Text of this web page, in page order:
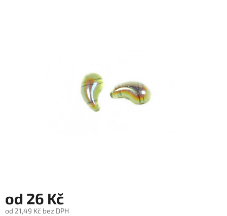
od 26 Kč
od 21,49 Kč bez DPH